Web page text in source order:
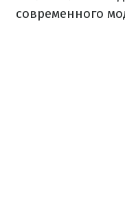
современного